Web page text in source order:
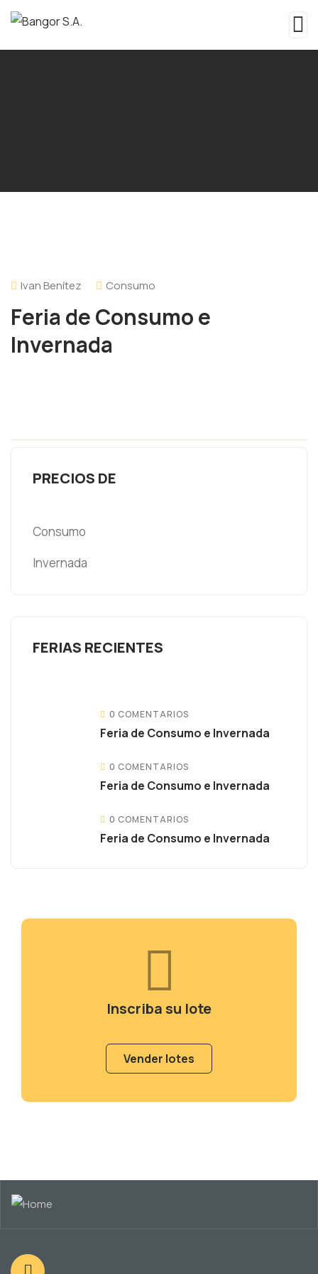
Ivan Benítez Consumo
Feria de Consumo e
Invernada
PRECIOS DE
Consumo
Invernada
FERIAS RECIENTES
0 COMENTARIOS
Feria de Consumo e Invernada
0 COMENTARIOS
Feria de Consumo e Invernada
0 COMENTARIOS
Feria de Consumo e Invernada
Inscriba su lote
Vender lotes